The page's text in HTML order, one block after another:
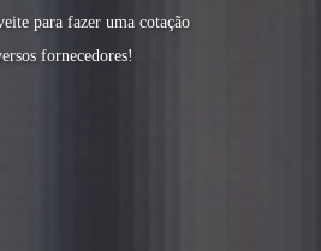
e aproveite para fazer uma
com diversos fornecedores!